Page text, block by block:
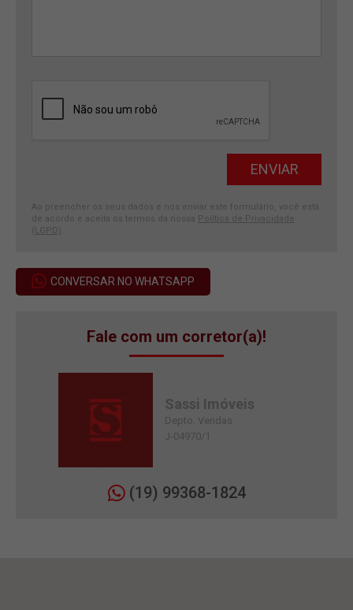
Ao preencher os seus dados e nos enviar este formulário, você está
de acordo e aceita os termos da nossa Política de Privacidade
(LGPD)
CONVERSAR NO WHATSAPP
Fale com um corretor(a)!
Sassi Imóveis
Depto. Vendas
J-04970/1
(19) 99368-1824